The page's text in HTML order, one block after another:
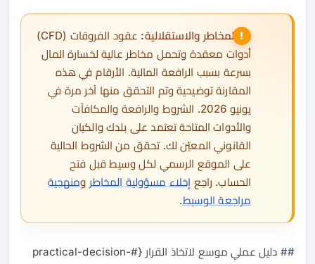
⚠️ المخاطر والاستقلالية:
عقود الفروقات (CFD)
أدوات معقدة وتحمل مخاطر عالية لخسارة المال
بسرعة بسبب الرافعة المالية. الأرقام في هذه
المقارنة توضيحية وتم التحقق منها آخر مرة في
يونيو 2026. الشروط والرافعة والمكافآت
والأدوات المتاحة تعتمد على بلدك والكيان
القانوني المعيّن لك. تحقق من الشروط الحالية
على الموقع الرسمي لكل وسيط قبل فتح
الحساب. راجع إخلاء مسؤولية المخاطر ومنهجية
مراجعة الوسيط.
## دليل عملي موسع لاتخاذ القرار {#practical-decision-